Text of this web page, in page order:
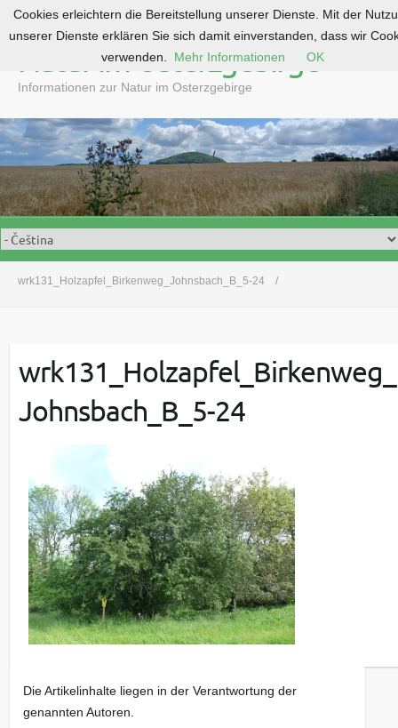
o
c
o
n
e
n
Natur im Osterzgebirge
Informationen zur Natur im Osterzgebirge
wrk131_Holzapfel_Birkenweg_Johnsbach_B_5-24
wrk131_Holzapfel_Birkenweg_
Johnsbach_B_5-24
Die Artikelinhalte liegen in der Verantwortung der
genannten Autoren.
Cookies erleichtern die Bereitstellung unserer Dienste. Mit der
unserer Dienste erklären Sie sich damit einverstanden, dass wir
verwenden.
Mehr Informationen OK